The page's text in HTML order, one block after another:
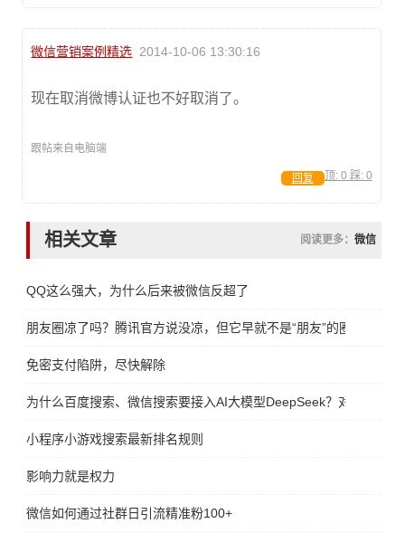
微信营销案例精选 2014-10-06 13:30:16
现在取消微博认证也不好取消了。
跟帖来自电脑端
顶: 0 踩: 0
回复
相关文章 阅读更多： 微信
QQ这么强大，为什么后来被微信反超了
朋友圈凉了吗？腾讯官方说没凉，但它早就不是“朋友”的圈了
免密支付陷阱，尽快解除
为什么百度搜索、微信搜索要接入AI大模型DeepSeek？对谁更有好
小程序小游戏搜索最新排名规则
影响力就是权力
微信如何通过社群日引流精准粉100+